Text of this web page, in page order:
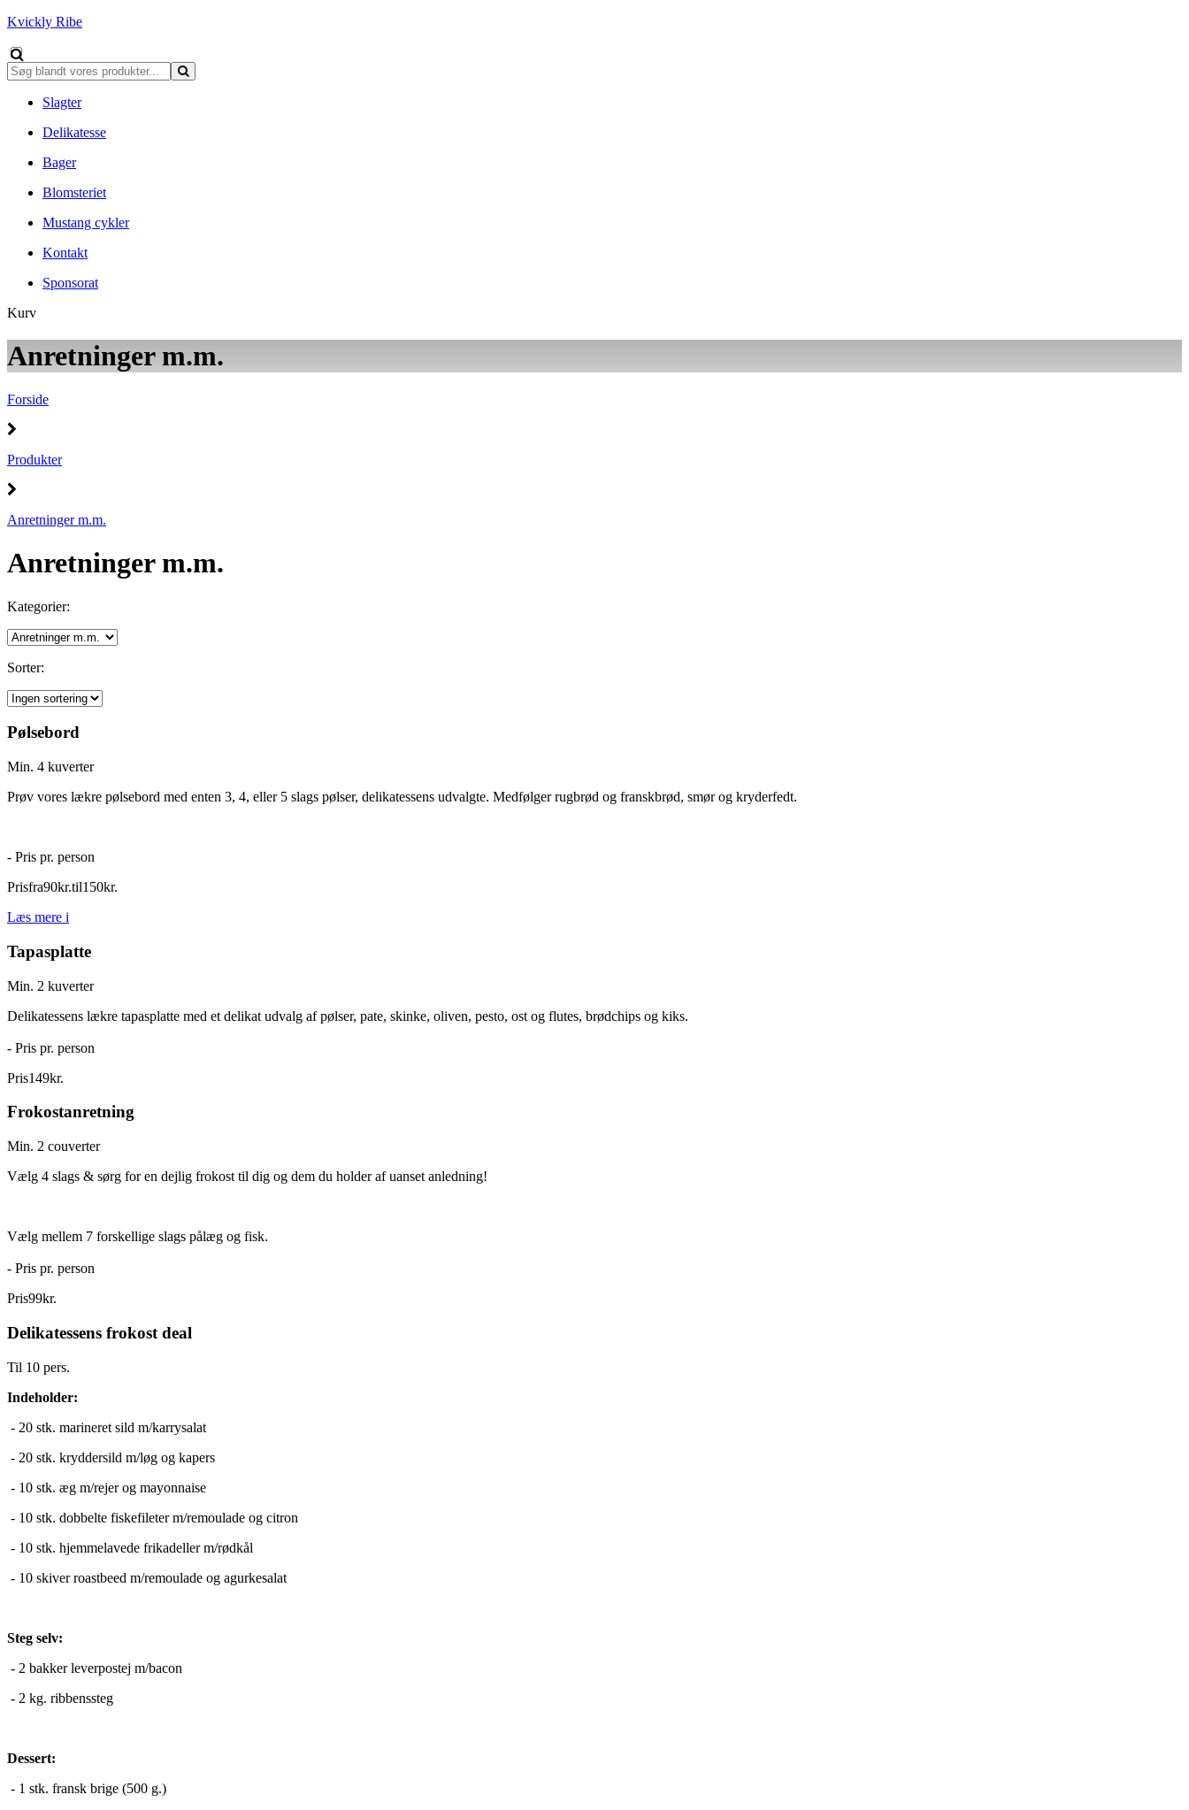
Kvickly Ribe
Slagter
Delikatesse
Bager
Blomsteriet
Mustang cykler
Kontakt
Sponsorat
Kurv
Anretninger m.m.
Forside
Produkter
Anretninger m.m.
Anretninger m.m.
Kategorier:
Sorter:
Pølsebord
Min. 4 kuverter
Prøv vores lækre pølsebord med enten 3, 4, eller 5 slags pølser, delikatessens udvalgte. Medfølger rugbrød og franskbrød, smør og kryderfedt.
- Pris pr. person
Prisfra90kr.til150kr.
Læs mere i
Tapasplatte
Min. 2 kuverter
Delikatessens lækre tapasplatte med et delikat udvalg af pølser, pate, skinke, oliven, pesto, ost og flutes, brødchips og kiks.
- Pris pr. person
Pris149kr.
Frokostanretning
Min. 2 couverter
Vælg 4 slags & sørg for en dejlig frokost til dig og dem du holder af uanset anledning!
Vælg mellem 7 forskellige slags pålæg og fisk.
- Pris pr. person
Pris99kr.
Delikatessens frokost deal
Til 10 pers.
Indeholder:
- 20 stk. marineret sild m/karrysalat
- 20 stk. kryddersild m/løg og kapers
- 10 stk. æg m/rejer og mayonnaise
- 10 stk. dobbelte fiskefileter m/remoulade og citron
- 10 stk. hjemmelavede frikadeller m/rødkål
- 10 skiver roastbeed m/remoulade og agurkesalat
Steg selv:
- 2 bakker leverpostej m/bacon
- 2 kg. ribbenssteg
Dessert:
- 1 stk. fransk brige (500 g.)